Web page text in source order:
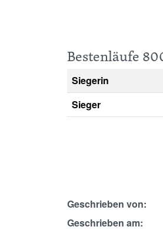
Bestenläufe
Siegerin
Sieger
Geschrieben von:
Geschrieben am: